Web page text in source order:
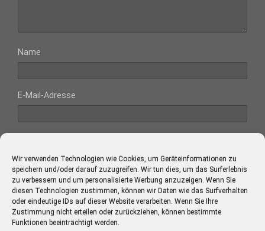
Wir verwenden Technologien wie Cookies, um Geräteinformationen zu
speichern und/oder darauf zuzugreifen. Wir tun dies, um das Surferlebnis
zu verbessern und um personalisierte Werbung anzuzeigen. Wenn Sie
diesen Technologien zustimmen, können wir Daten wie das Surfverhalten
oder eindeutige IDs auf dieser Website verarbeiten. Wenn Sie Ihre
Zustimmung nicht erteilen oder zurückziehen, können bestimmte
Funktionen beeinträchtigt werden.
Name
E-Mail-Adresse
Diese Website verwendet Akismet, um Spam zu reduzieren.
Erfahre mehr darüber, wie deine Kommentardaten